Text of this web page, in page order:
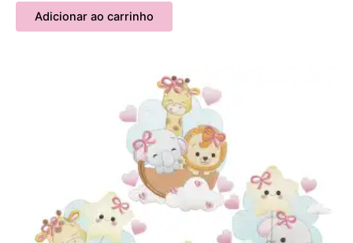
Adicionar ao carrinho